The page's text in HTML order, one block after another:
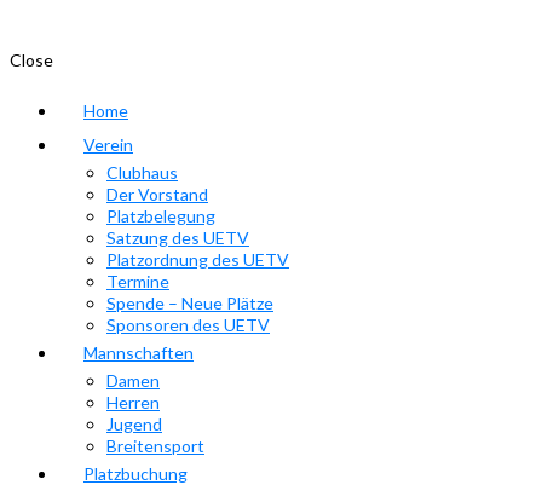
Close
Home
Verein
Clubhaus
Der Vorstand
Platzbelegung
Satzung des UETV
Platzordnung des UETV
Termine
Spende – Neue Plätze
Sponsoren des UETV
Mannschaften
Damen
Herren
Jugend
Breitensport
Platzbuchung